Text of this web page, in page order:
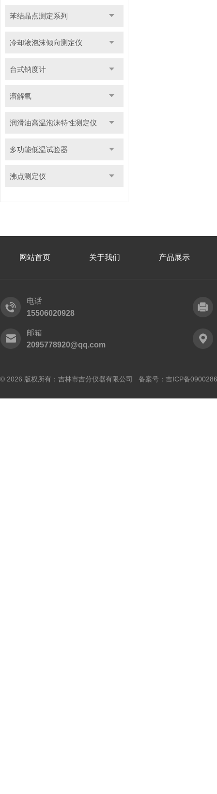
苯结晶点测定系列
冷却液泡沫倾向测定仪
台式钠度计
溶解氧
润滑油高温泡沫特性测定仪
多功能低温试验器
沸点测定仪
网站首页 关于我们 产品展示
电话
15506020928
邮箱
2095778920@qq.com
© 2026 版权所有：吉林市吉分仪器有限公司 备案号： 吉ICP备